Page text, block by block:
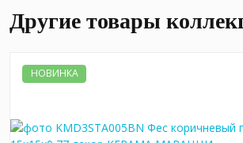
Другие товары
НОВИНКА